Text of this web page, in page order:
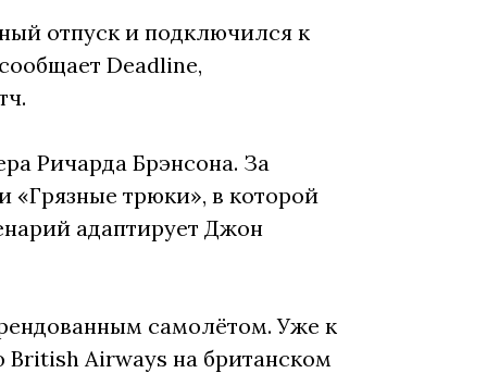
отпуск и подключился к
Deadline,
Ричарда Брэнсона. За
«Грязные трюки», в которой
адаптирует Джон
самолётом. Уже к
British Airways на британском